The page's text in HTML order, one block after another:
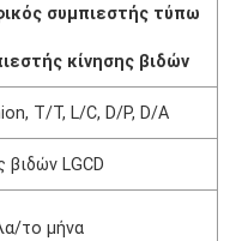
συμπιεστής τύπω
κίνησης βιδών
T/T, L/C, D/P, D/A
βιδών LGCD
το μήνα